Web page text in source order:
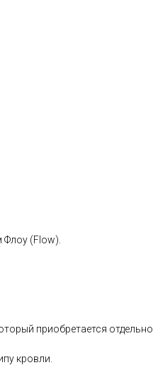
(Flow).
приобретается отдельно.
кровли.